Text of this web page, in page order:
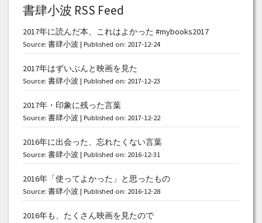
書肆小波 RSS Feed
2017年に読んだ本、これはよかった #mybooks2017
Source: 書肆小波 Published on: 2017-12-24
2017年はずいぶんと映画を見た
Source: 書肆小波 Published on: 2017-12-23
2017年・印象に残った言葉
Source: 書肆小波 Published on: 2017-12-22
2016年に出会った、忘れたくない言葉
Source: 書肆小波 Published on: 2016-12-31
2016年「使ってよかった」と思ったもの
Source: 書肆小波 Published on: 2016-12-28
2016年も、たくさん映画を見たので